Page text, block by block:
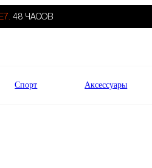
48 ЧАСОВ
Спорт Аксессуары